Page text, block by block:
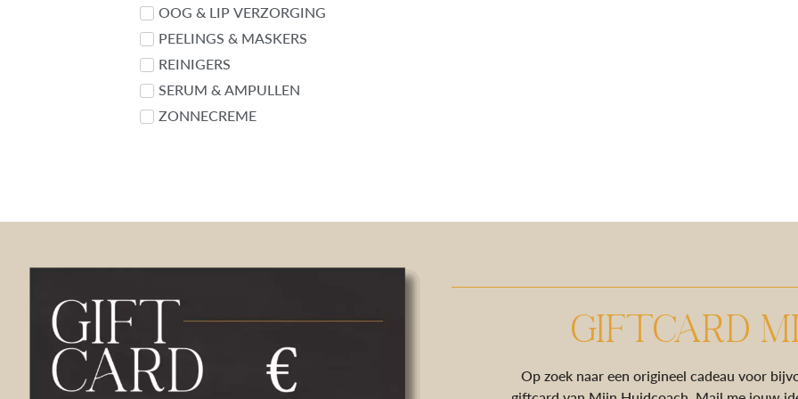
OOG & LIP VERZORGING
PEELINGS & MASKERS
REINIGERS
SERUM & AMPULLEN
ZONNECREME
GIFTCARD
Op zoek naar een origineel cadeau voor